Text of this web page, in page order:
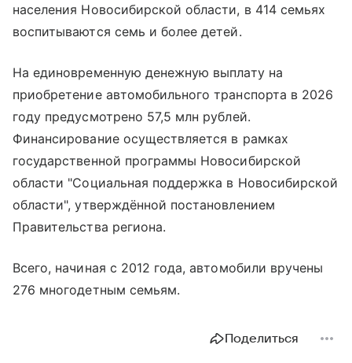
населения Новосибирской области, в 414 семьях
воспитываются семь и более детей.
На единовременную денежную выплату на
приобретение автомобильного транспорта в 2026
году предусмотрено 57,5 млн рублей.
Финансирование осуществляется в рамках
государственной программы Новосибирской
области "Социальная поддержка в Новосибирской
области", утверждённой постановлением
Правительства региона.
Всего, начиная с 2012 года, автомобили вручены
276 многодетным семьям.
Поделиться